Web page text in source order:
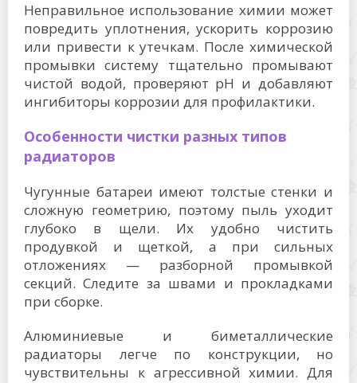
Неправильное использование химии может
повредить уплотнения, ускорить коррозию
или привести к утечкам. После химической
промывки систему тщательно промывают
чистой водой, проверяют pH и добавляют
ингибиторы коррозии для профилактики.
Особенности чистки разных типов
радиаторов
Чугунные батареи имеют толстые стенки и
сложную геометрию, поэтому пыль уходит
глубоко в щели. Их удобно чистить
продувкой и щеткой, а при сильных
отложениях — разборной промывкой
секций. Следите за швами и прокладками
при сборке.
Алюминиевые и биметаллические
радиаторы легче по конструкции, но
чувствительны к агрессивной химии. Для